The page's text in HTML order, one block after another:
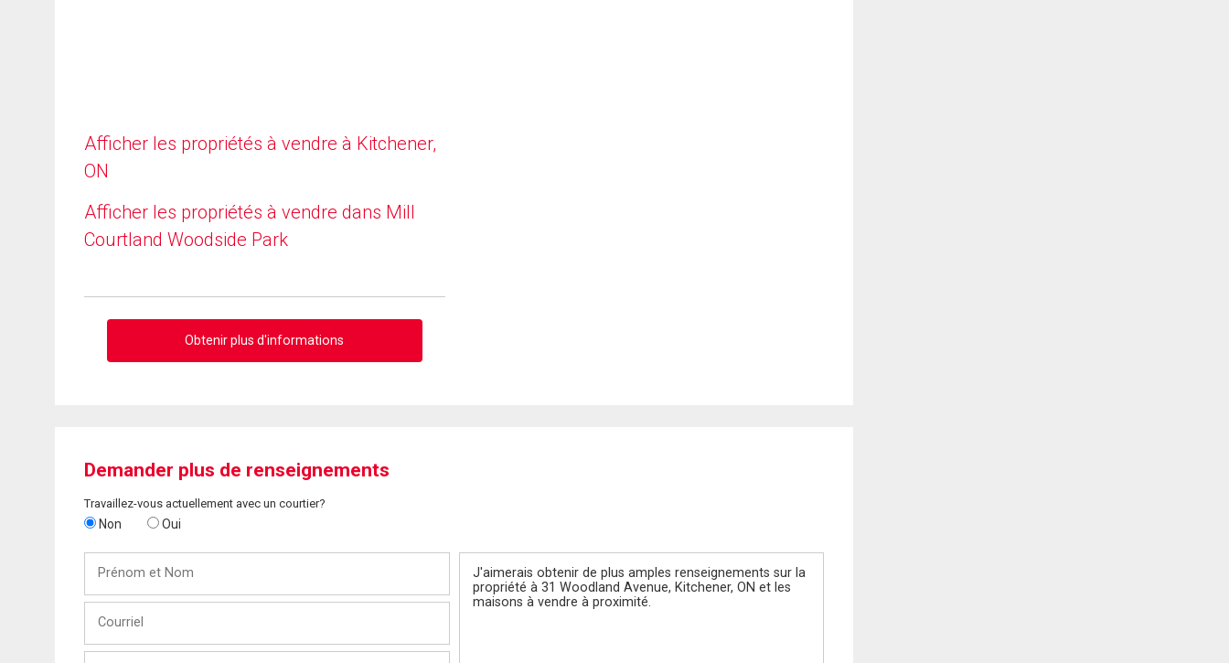
Afficher les propriétés à vendre à Kitchener,
ON
Afficher les propriétés à vendre dans Mill
Courtland Woodside Park
Obtenir plus d'informations
Demander plus de renseignements
Travaillez-vous actuellement avec un courtier?
Non Oui
Nom